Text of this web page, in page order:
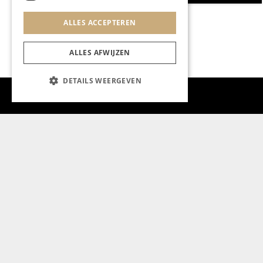
ALLES ACCEPTEREN
ALLES AFWIJZEN
DETAILS WEERGEVEN